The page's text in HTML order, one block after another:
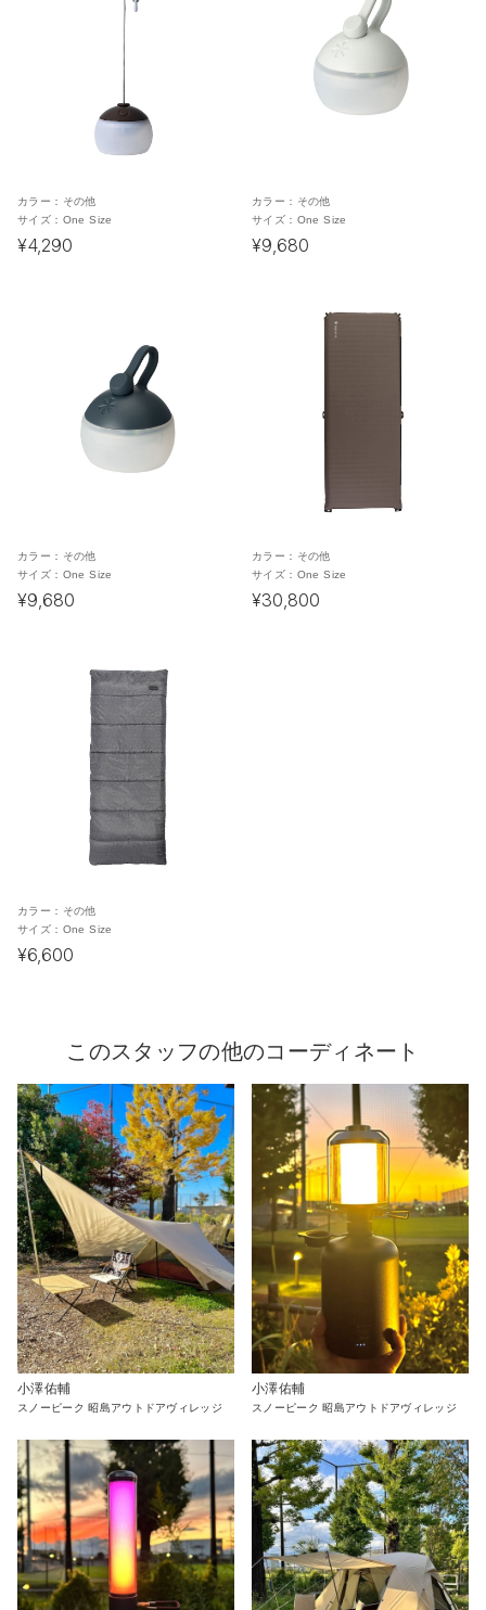
カラー： その他
サイズ： One Size
¥4,290
カラー： その他
サイズ： One Size
¥9,680
カラー： その他
サイズ： One Size
¥9,680
カラー： その他
サイズ： One Size
¥30,800
カラー： その他
サイズ： One Size
¥6,600
このスタッフの他のコーディネート
小澤佑輔
スノーピーク 昭島アウトドアヴィレッジ
小澤佑輔
スノーピーク 昭島アウトドアヴィレッジ